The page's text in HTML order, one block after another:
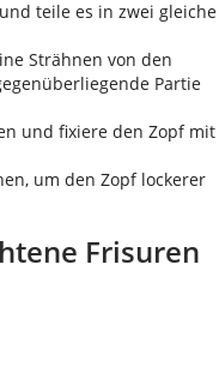
teile es in zwei gleiche
Strähnen von den
Partie
und fixiere den Zopf mit
um den Zopf lockerer
Frisuren